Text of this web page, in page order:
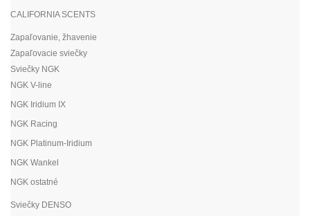
CALIFORNIA SCENTS
Zapaľovanie, žhavenie
Zapaľovacie sviečky
Sviečky NGK
NGK V-line
NGK Iridium IX
NGK Racing
NGK Platinum-Iridium
NGK Wankel
NGK ostatné
Sviečky DENSO